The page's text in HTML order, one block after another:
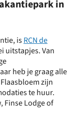
in
isRCN de
uitstapjes. Van
heb je graag alle
zijn
te huur.
Finse Lodge of